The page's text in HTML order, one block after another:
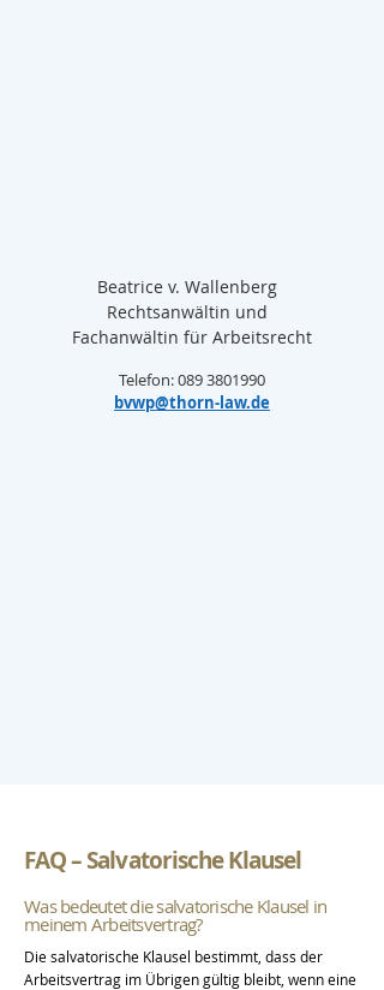
Beatrice v. Wallenberg
Rechtsanwältin und
Fachanwältin für Arbeitsrecht
Telefon: 089 3801990
bvwp@thorn-law.de
FAQ – Salvatorische Klausel
Was bedeutet die salvatorische Klausel in
meinem Arbeitsvertrag?
Die salvatorische Klausel bestimmt, dass der
Arbeitsvertrag im Übrigen gültig bleibt, wenn eine